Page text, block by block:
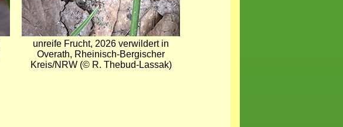
unreife Frucht, 2026 verwildert in
Overath, Rheinisch-Bergischer
Kreis/NRW (© R. Thebud-Lassak)